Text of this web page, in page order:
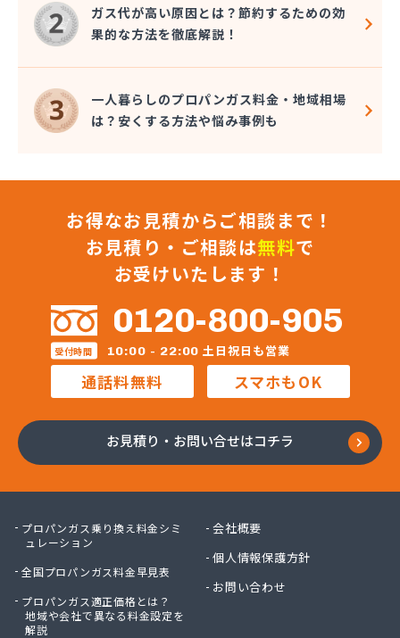
中央石油株式会社本社
中央物産株式会社
中山通商有限会社
中信LPガス事業協同組合
中沢商店
朝日オーム株式会社
長野プロパンガス株式会社 上田支店
長野プロパンガス株式会社 長野営業所
長野都市ガスエネパート日本ガス工事株式会社
長野日石ガス株式会社 佐久営業所
長野日通プロパン販売有限会社
鳥居プロパン
蔦屋山本商店
田中プロパン
田邊エネソシア株式会社 長野営業所
東石油有限会社
日石ガス株式会社長野営業所
NX商事株式会社 長野支店 長野LPガス販売所
冨士クラスタ株式会社 佐久平営業所
冨士クラスタ株式会社 松本営業所
冨士クラスタ株式会社 長野支店
望月ガス株式会社
ガス代が高い原因とは？節約するための効
果的な方法を徹底解説！
一人暮らしのプロパンガス料金・地域相場
は？安くする方法や悩み事例も
お得なお見積からご相談まで！
お見積り・ご相談は無料で
お受けいたします！
0120-800-905
受付時間 10:00 - 22:00 土日祝日も営業
通話料無料 スマホもOK
お見積り・お問い合せはコチラ
プロパンガス乗り換え料金シミ
ュレーション
全国プロパンガス料金早見表
プロパンガス適正価格とは？
地域や会社で異なる料金設定を
解説
会社概要
個人情報保護方針
お問い合わせ